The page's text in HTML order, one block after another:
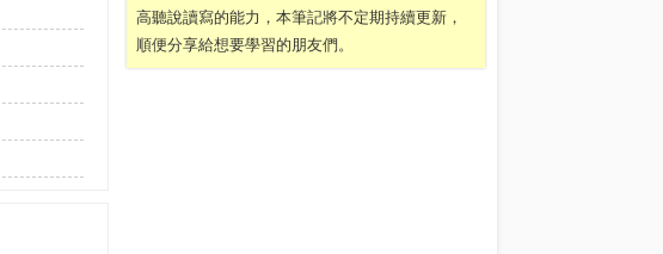
高聽說讀寫的能力，本筆記將不定期持續更新，
順便分享給想要學習的朋友們。